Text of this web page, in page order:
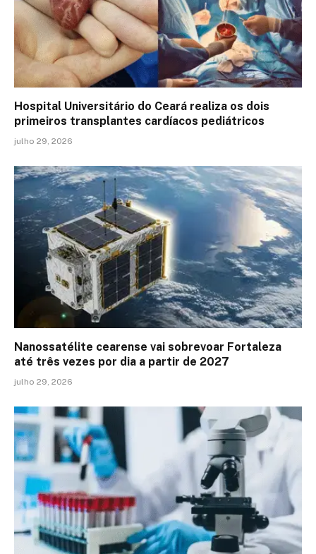
Hospital Universitário do Ceará realiza os dois
primeiros transplantes cardíacos pediátricos
julho 29, 2026
Nanossatélite cearense vai sobrevoar Fortaleza
até três vezes por dia a partir de 2027
julho 29, 2026